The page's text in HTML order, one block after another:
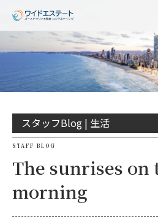
スタッフBlog | 生活
STAFF BLOG
The sunrises
morning